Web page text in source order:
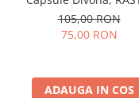
ACEPRIN, Efekt, Secretul
+ Sare Inalbire
105,00 RON
75,00 RON
ADAUGA IN COS